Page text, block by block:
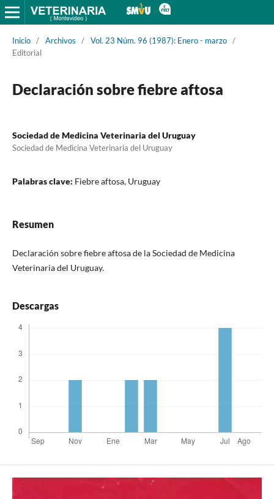
Inicio / Archivos / Vol. 23 Núm. 96 (1987): Enero - marzo /
Editorial
Declaración sobre fiebre aftosa
Sociedad de Medicina Veterinaria del Uruguay
Sociedad de Medicina Veterinaria del Uruguay
Palabras clave: Fiebre aftosa, Uruguay
Resumen
Declaración sobre fiebre aftosa de la Sociedad de Medicina
Veterinaria del Uruguay.
Descargas